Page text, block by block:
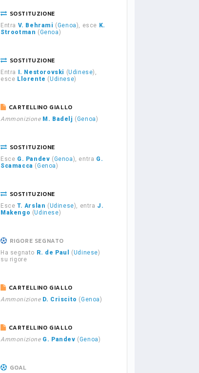
SOSTITUZIONE
Entra V. Behrami (Genoa), esce K.
Strootman (Genoa)
SOSTITUZIONE
Entra I. Nestorovski (Udinese),
esce Llorente (Udinese)
CARTELLINO GIALLO
Ammonizione M. Badelj (Genoa)
SOSTITUZIONE
Esce G. Pandev (Genoa), entra G.
Scamacca (Genoa)
SOSTITUZIONE
Esce T. Arslan (Udinese), entra J.
Makengo (Udinese)
RIGORE SEGNATO
Ha segnato R. de Paul (Udinese)
su rigore
CARTELLINO GIALLO
Ammonizione D. Criscito (Genoa)
CARTELLINO GIALLO
Ammonizione G. Pandev (Genoa)
GOAL